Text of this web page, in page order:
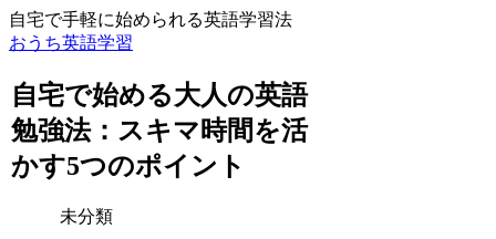
自宅で手軽に始められる英語学習法
おうち英語学習
自宅で始める大人の英語
勉強法：スキマ時間を活
かす5つのポイント
未分類